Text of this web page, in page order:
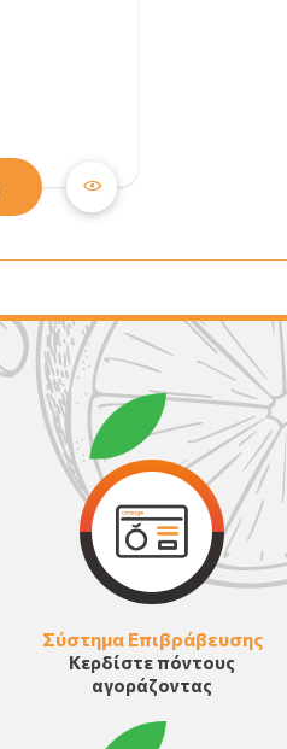
Σύστημα Επιβράβευσης
Κερδίστε πόντους
αγοράζοντας